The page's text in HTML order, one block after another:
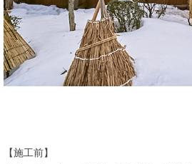
【施工前】